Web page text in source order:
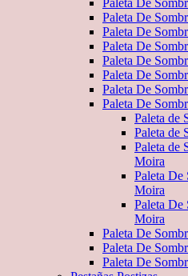
Paleta De
Paleta De
Paleta De
Paleta De
Paleta De
Paleta De
Paleta De
Paleta De
Paleta de
Paleta de
Paleta de
Moira
Paleta De
Moira
Paleta
Moira
Paleta De
Paleta De
Paleta De